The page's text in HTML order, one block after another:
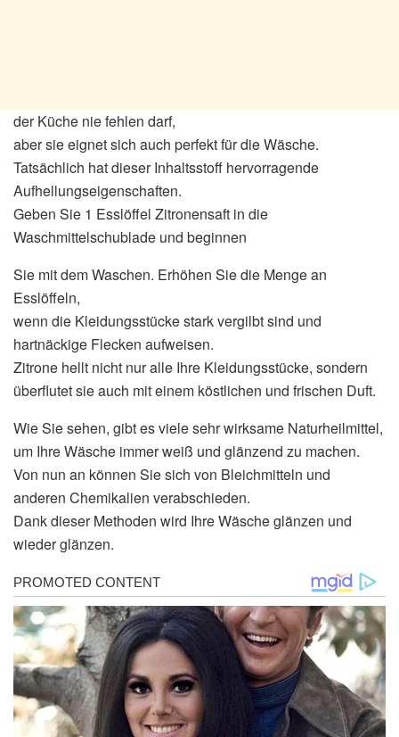
der Küche nie fehlen darf,
aber sie eignet sich auch perfekt für die Wäsche.
Tatsächlich hat dieser Inhaltsstoff hervorragende
Aufhellungseigenschaften.
Geben Sie 1 Esslöffel Zitronensaft in die
Waschmittelschublade und beginnen
Sie mit dem Waschen. Erhöhen Sie die Menge an
Esslöffeln,
wenn die Kleidungsstücke stark vergilbt sind und
hartnäckige Flecken aufweisen.
Zitrone hellt nicht nur alle Ihre Kleidungsstücke, sondern
überflutet sie auch mit einem köstlichen und frischen Duft.
Wie Sie sehen, gibt es viele sehr wirksame Naturheilmittel,
um Ihre Wäsche immer weiß und glänzend zu machen.
Von nun an können Sie sich von Bleichmitteln und
anderen Chemikalien verabschieden.
Dank dieser Methoden wird Ihre Wäsche glänzen und
wieder glänzen.